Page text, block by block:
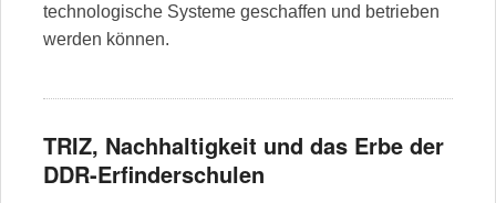
technologische Systeme geschaffen und betrieben
werden können.
TRIZ, Nachhaltigkeit und das Erbe der
DDR-Erfinderschulen